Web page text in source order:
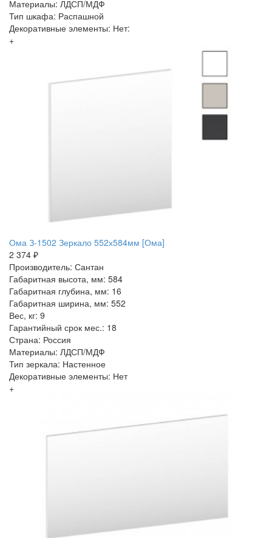
Материалы: ЛДСП/МДФ
Тип шкафа: Распашной
Декоративные элементы: Нет:
+
Ома З-1502 Зеркало 552х584мм [Ома]
2 374 ₽
Производитель: Сантан
Габаритная высота, мм: 584
Габаритная глубина, мм: 16
Габаритная ширина, мм: 552
Вес, кг: 9
Гарантийный срок мес.: 18
Страна: Россия
Материалы: ЛДСП/МДФ
Тип зеркала: Настенное
Декоративные элементы: Нет
+